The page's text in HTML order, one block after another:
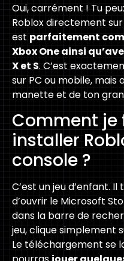
Oui, carrément ! Tu
Roblox directement
est parfaitement
Xbox One ainsi
X et S. C’est
sur PC ou mobile,
manette et de ton
Comment je
installer
console ?
C’est un jeu d’enfant.
d’ouvrir le Microsoft
dans la barre de
jeu, clique simplement
Le téléchargement se